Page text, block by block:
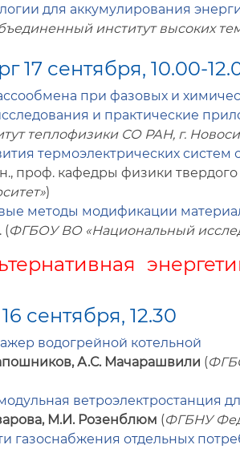
для аккумулирования
институт высоких
17 сентября, 10.00-
при фазовых и
и практические
теплофизики СО РАН, г.
термоэлектрических
проф. кафедры физики твердого
)
методы модификации
(ФГБОУ ВО «Национальный
сентября, 12.30
водогрейной котельной
А.С. Мачарашвили (
ветроэлектростанция
М.И. Розенблюм (ФГБНУ
газоснабжения отдельных